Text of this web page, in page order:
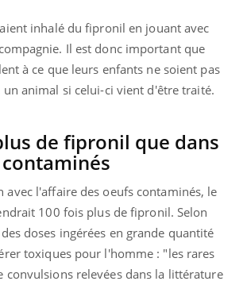
inhalé du fipronil en jouant avec
Il est donc important que
à ce que leurs enfants ne soient pas
un animal si celui-ci vient d'être traité.
de fipronil que dans
avec l'affaire des oeufs contaminés, le
100 fois plus de fipronil. Selon
des doses ingérées en grande quantité
toxiques pour l'homme : "les rares
convulsions relevées dans la littérature